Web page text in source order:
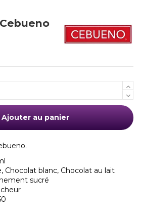
Ajouter au panier
Chocolat blanc, Chocolat au lait
sucré